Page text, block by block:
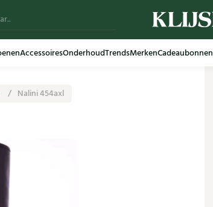
AccessoiresOnderhoudTrendsMerkenCadeaubonnen
Nalini 454axl